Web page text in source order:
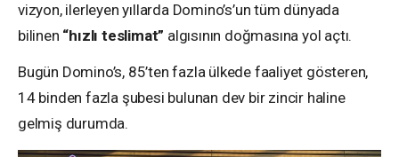
vizyon, ilerleyen yıllarda Domino’s’un tüm dünyada
bilinen “hızlı teslimat” algısının doğmasına yol açtı.
Bugün Domino’s, 85’ten fazla ülkede faaliyet gösteren,
14 binden fazla şubesi bulunan dev bir zincir haline
gelmiş durumda.